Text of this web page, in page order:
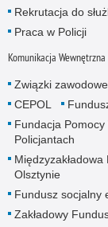
Rekrutacja do
Praca w Policji
Komunikacja Wewnętrzna
Związki zawodowe
CEPOL
Fundacja Pomocy
Policjantach
Olsztynie
Fundusz socjalny
Zakładowy